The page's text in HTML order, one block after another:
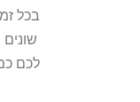
בכל
לכם